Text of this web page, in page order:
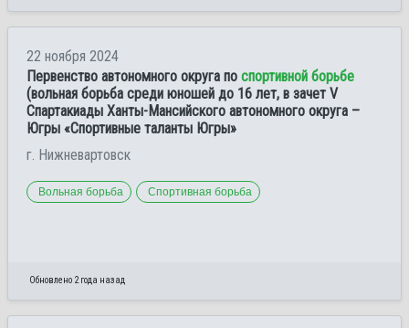
22 ноября 2024
Первенство автономного округа по спортивной борьбе
(вольная борьба среди юношей до 16 лет, в зачет V
Спартакиады Ханты-Мансийского автономного округа –
Югры «Спортивные таланты Югры»
г. Нижневартовск
Вольная борьба Спортивная борьба
Обновлено 2 года назад